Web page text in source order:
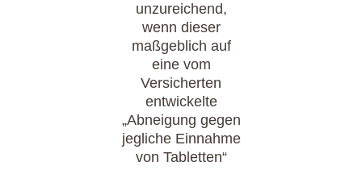
unzureichend,
wenn dieser
maßgeblich auf
eine vom
Versicherten
entwickelte
„Abneigung gegen
jegliche Einnahme
von Tabletten“